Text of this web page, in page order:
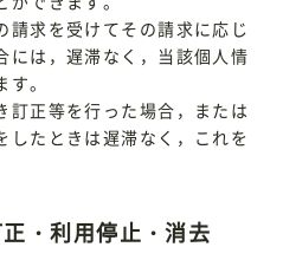
請求を受けてその請求に応じ
には，遅滞なく，当該個人情
。
訂正等を行った場合，または
したときは遅滞なく，これを
・利用停止・消去